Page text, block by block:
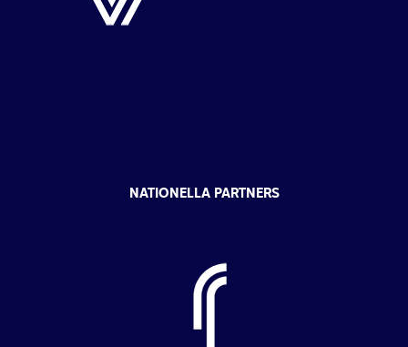
NATIONELLA PARTNERS